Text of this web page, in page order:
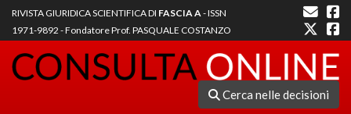
RIVISTA GIURIDICA SCIENTIFICA DI FASCIA A- ISSN
1971-9892 - Fondatore Prof. PASQUALE COSTANZO
Cerca nelle decisioni